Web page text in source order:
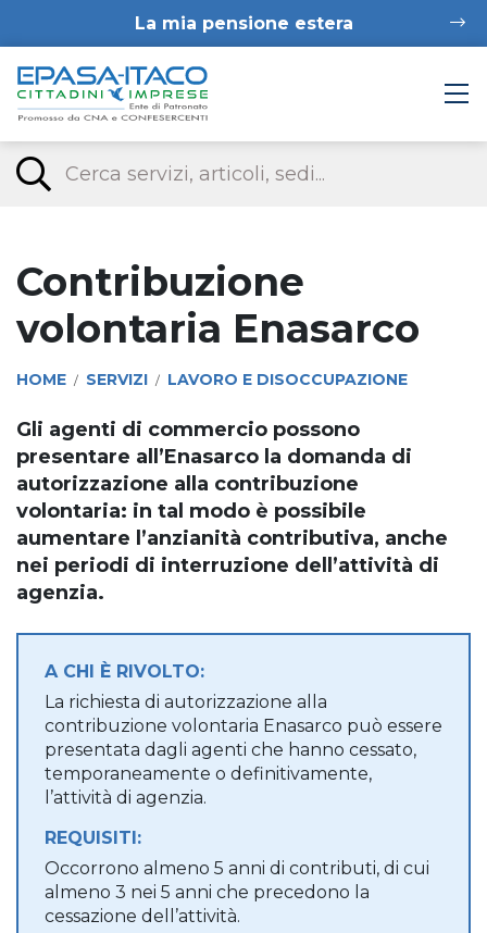
La mia pensione estera
Contribuzione
volontaria Enasarco
HOME / SERVIZI / LAVORO E DISOCCUPAZIONE
Gli agenti di commercio possono
presentare all’Enasarco la domanda di
autorizzazione alla contribuzione
volontaria: in tal modo è possibile
aumentare l’anzianità contributiva, anche
nei periodi di interruzione dell’attività di
agenzia.
A CHI È RIVOLTO:
La richiesta di autorizzazione alla
contribuzione volontaria Enasarco può essere
presentata dagli agenti che hanno cessato,
temporaneamente o definitivamente,
l’attività di agenzia.
REQUISITI:
Occorrono almeno 5 anni di contributi, di cui
almeno 3 nei 5 anni che precedono la
cessazione dell’attività.